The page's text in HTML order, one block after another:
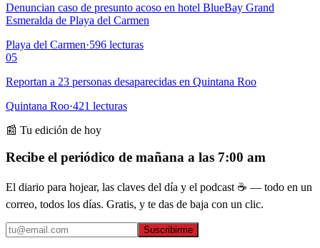
Denuncian caso de presunto acoso en hotel BlueBay Grand
Esmeralda de Playa del Carmen
Playa del Carmen·596 lecturas
05
Reportan a 23 personas desaparecidas en Quintana Roo
Quintana Roo·421 lecturas
📰 Tu edición de hoy
Recibe el periódico de mañana a las 7:00 am
El diario para hojear, las claves del día y el podcast ☕ — todo en un
correo, todos los días. Gratis, y te das de baja con un clic.
Suscribirme